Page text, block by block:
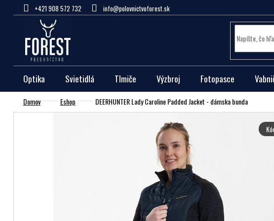
+421 908 572 732 info@polovnictvoforest.sk
Optika Svietidlá Tlmiče Výzbroj Fotopasce
Domov Eshop DEERHUNTER Lady Caroline Padded Jacket - dámska bunda